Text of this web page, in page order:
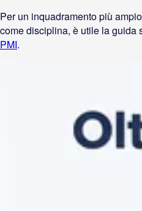
Per un inquadramento più
come disciplina, è utile la guida
PMI.